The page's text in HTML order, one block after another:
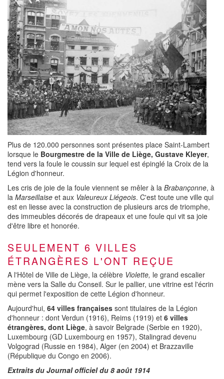
Plus de 120.000 personnes sont présentes place Saint-Lambert
lorsque le Bourgmestre de la Ville de Liège, Gustave Kleyer,
tend vers la foule le coussin sur lequel est épinglé la Croix de la
Légion d'honneur.
Les cris de joie de la foule viennent se mêler à la Brabançonne, à
la Marseillaise et aux Valeureux Liégeois. C'est toute une ville qui
est en liesse avec la construction de plusieurs arcs de triomphe,
des immeubles décorés de drapeaux et une foule qui vit sa joie
d'être libre et honorée.
SEULEMENT 6 VILLES
ÉTRANGÈRES L'ONT REÇUE
A l'Hôtel de Ville de Liège, la célèbre Violette, le grand escalier
mène vers la Salle du Conseil. Sur le pallier, une vitrine est l'écrin
qui permet l'exposition de cette Légion d'honneur.
Aujourd'hui, 64 villes françaises sont titulaires de la Légion
d'honneur : dont Verdun (1916), Reims (1919) et 6 villes
étrangères, dont Liège, à savoir Belgrade (Serbie en 1920),
Luxembourg (GD Luxembourg en 1957), Stalingrad devenu
Volgograd (Russie en 1984), Alger (en 2004) et Brazzaville
(République du Congo en 2006).
Extraits du Journal officiel du 8 août 1914